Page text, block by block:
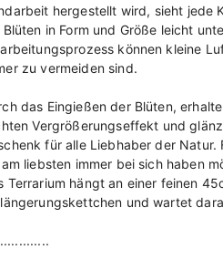
hergestellt wird, sieht jede
Blüten in Form und Größe leicht
können kleine
zu vermeiden sind.
das Eingießen der Blüten,
Vergrößerungseffekt und
für alle Liebhaber der Natur.
liebsten immer bei sich haben
Terrarium hängt an einer feinen
und wartet